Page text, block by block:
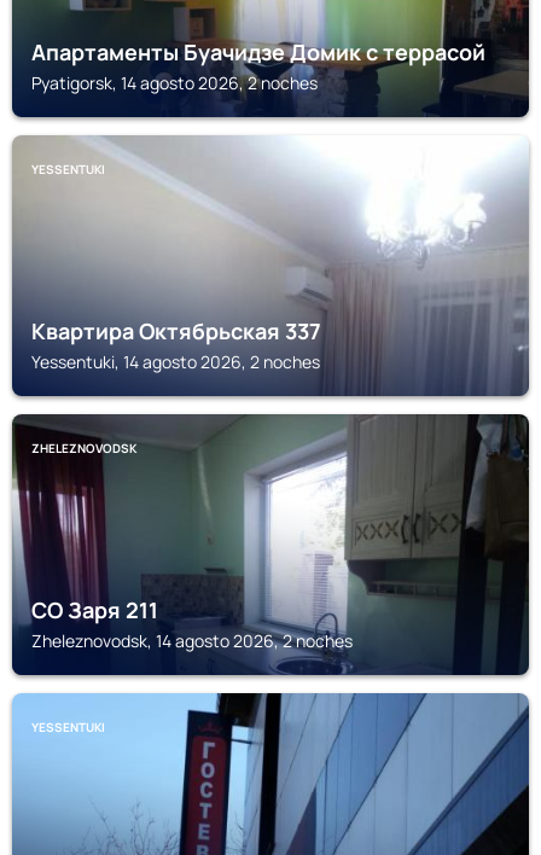
Апартаменты Буачидзе Домик с террасой
Pyatigorsk, 14 agosto 2026, 2 noches
YESSENTUKI
Квартира Октябрьская 337
Yessentuki, 14 agosto 2026, 2 noches
ZHELEZNOVODSK
СО Заря 211
Zheleznovodsk, 14 agosto 2026, 2 noches
YESSENTUKI